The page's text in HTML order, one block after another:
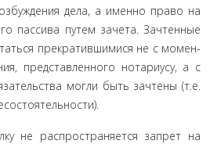
дела, а именно право на
пассива путем зачета. Зачтенные
прекратившимися не с момен­
представленного нотариусу, а с
могли быть зачтены (т.е.
не распространяется запрет на